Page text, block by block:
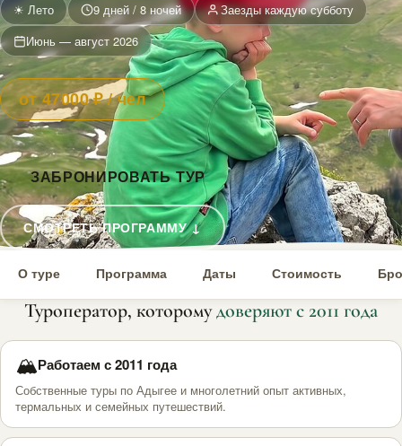
☀ Лето 9 дней / 8 ночей
Заезды каждую субботу
Июнь — август 2026
от 47000 ₽ / чел
ЗАБРОНИРОВАТЬ ТУР
СМОТРЕТЬ ПРОГРАММУ ↓
О туре Программа Даты Стоимость
Туроператор, которомудоверяют с 2011 года
🏔Работаем с 2011 года
Собственные туры по Адыгее и многолетний опыт активных,
термальных и семейных путешествий.